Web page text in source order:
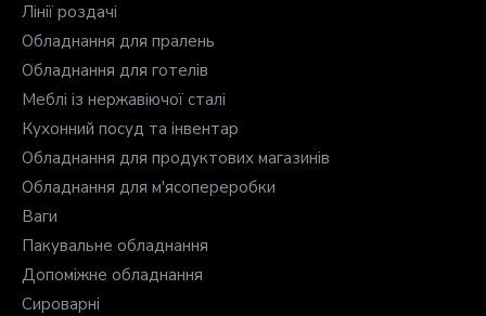
Лінії роздачі
Обладнання для пралень
Обладнання для готелів
Меблі із нержавіючої сталі
Кухонний посуд та інвентар
Обладнання для продуктових магазинів
Обладнання для м'ясопереробки
Ваги
Пакувальне обладнання
Допоміжне обладнання
Сироварні